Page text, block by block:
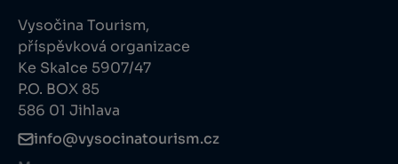
Vysočina Tourism,
příspěvková organizace
Ke Skalce 5907/47
P.O. BOX 85
586 01 Jihlava
info@vysocinatourism.cz